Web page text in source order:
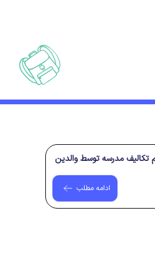
تکالیف مدرسه توسط والدین
ادامه مطلب